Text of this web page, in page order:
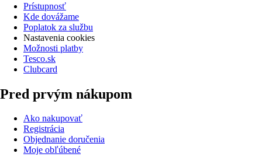
Prístupnosť
Kde dovážame
Poplatok za službu
Nastavenia cookies
Možnosti platby
Tesco.sk
Clubcard
Pred prvým nákupom
Ako nakupovať
Registrácia
Objednanie doručenia
Moje obľúbené